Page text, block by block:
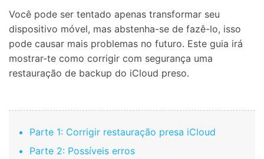
Você pode ser tentado apenas transformar seu
dispositivo móvel, mas abstenha-se de fazê-lo, isso
pode causar mais problemas no futuro. Este guia irá
mostrar-te como corrigir com segurança uma
restauração de backup do iCloud preso.
Parte 1: Corrigir restauração presa iCloud
Parte 2: Possíveis erros